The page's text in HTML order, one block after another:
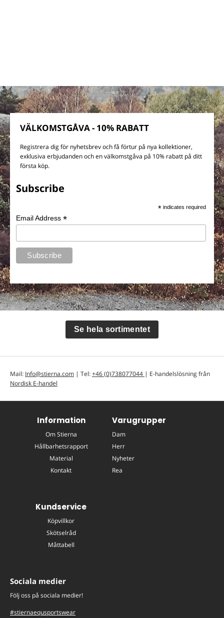
VÄLKOMSTGÅVA - 10% RABATT
Registrera dig för nyhetsbrev och få förtur på nya kollektioner,
exklusiva erbjudanden och en välkomstgåva på 10% rabatt på ditt
första köp.
Subscribe
* indicates required
Email Address*
Se hela sortimentet
Mail: Info@stierna.com | Tel:+46 (0)738077044 | E-handelslösning från
Nordisk E-handel
Information
Om Stierna
Hållbarhetsrapport
Material
Kontakt
Varugrupper
Dam
Herr
Nyheter
Rea
Kundservice
Köpvillkor
Skötselråd
Måttabell
Sociala medier
Följ oss på sociala medier!
#stiernaequsportswear